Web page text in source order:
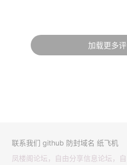
加载更多
联系我们 github 防封域名 纸飞机
凤楼阁论坛，自由分享信息论坛，